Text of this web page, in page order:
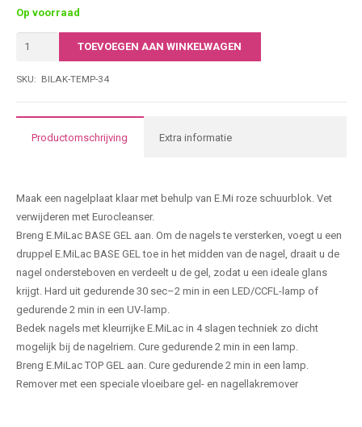
• Dichte kleurcoating in zachte klassieke tinten
• Economisch in gebruik
Op voorraad
BiLak
005
15ML
aantal
TOEVOEGEN AAN WINKELWAGEN
SKU: BILAK-TEMP-34
Productomschrijving Extra informatie
Maak een nagelplaat klaar met behulp van E.Mi roze schuurblok. Vet
verwijderen met Eurocleanser.
Breng E.MiLac BASE GEL aan. Om de nagels te versterken, voegt u een
druppel E.MiLac BASE GEL toe in het midden van de nagel, draait u de
nagel ondersteboven en verdeelt u de gel, zodat u een ideale glans
krijgt. Hard uit gedurende 30 sec–2 min in een LED/CCFL-lamp of
gedurende 2 min in een UV-lamp.
Bedek nagels met kleurrijke E.MiLac in 4 slagen techniek zo dicht
mogelijk bij de nagelriem. Cure gedurende 2 min in een lamp.
Breng E.MiLac TOP GEL aan. Cure gedurende 2 min in een lamp.
Remover met een speciale vloeibare gel- en nagellakremover